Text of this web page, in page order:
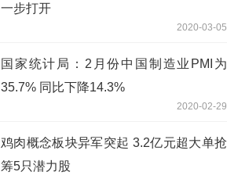
一步打开
2020-03-05
国家统计局：2月份中国制造业PMI为
35.7% 同比下降14.3%
2020-02-29
鸡肉概念板块异军突起 3.2亿元超大单抢
筹5只潜力股